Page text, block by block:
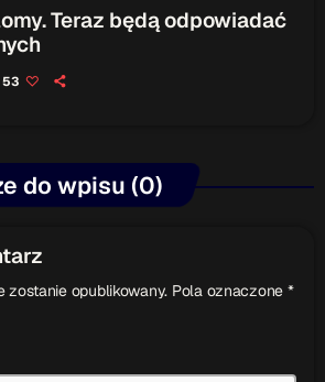
Teraz będą odpowiadać
53
do wpisu (0)
zostanie opublikowany. Pola oznaczone *